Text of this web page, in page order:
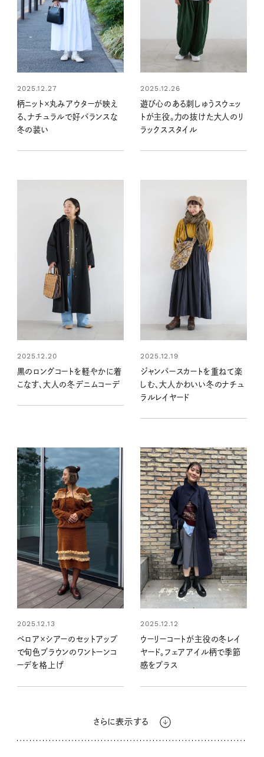
2025.12.27
柄ニット×丸みアウターが映え
る、ナチュラルで好バランスな
冬の装い
2025.12.26
遊び心のある刺しゅうスウェッ
トが主役。力の抜けた大人のリ
ラックススタイル
2025.12.20
黒のロングコートを軽やかに着
こなす、大人の冬デニムコーデ
2025.12.19
ジャンパースカートを重ねて楽
しむ、大人かわいい冬のナチュ
ラルレイヤード
2025.12.13
ベロア×シアーのセットアップ
で旬色ブラウンのワントーンコ
ーデを格上げ
2025.12.12
ウーリーコートが主役の冬レイ
ヤード。フェアアイル柄で季節
感をプラス
さらに表示する